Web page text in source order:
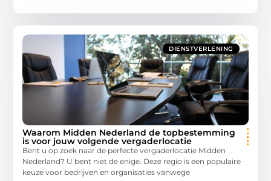
DIENSTVERLENING
Waarom Midden Nederland de topbestemming
is voor jouw volgende vergaderlocatie
Bent u op zoek naar de perfecte vergaderlocatie Midden
Nederland? U bent niet de enige. Deze regio is een populaire
keuze voor bedrijven en organisaties vanwege